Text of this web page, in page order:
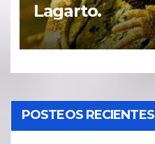
Lagarto.
POSTEOS RECIENTES